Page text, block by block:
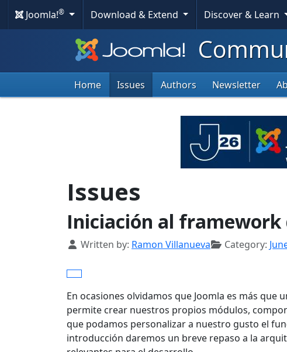
Joomla!® Download & Extend Discover & Learn
Home Issues Authors Newsletter
Issues
Iniciación al framework
Details
Written by: Ramon Villanueva Category:
En ocasiones olvidamos que Joomla es más
permite crear nuestros propios módulos,
que podamos personalizar a nuestro gusto el
introducción daremos un breve repaso a la